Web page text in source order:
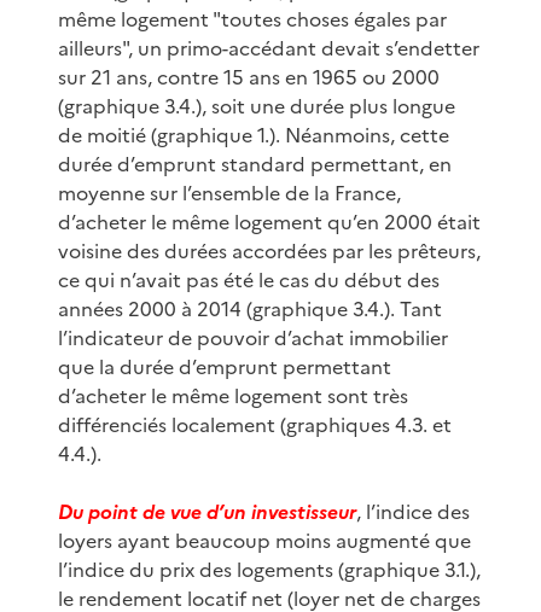
même logement "toutes choses égales par
ailleurs", un primo-accédant devait s’endetter
sur 21 ans, contre 15 ans en 1965 ou 2000
(graphique 3.4.), soit une durée plus longue
de moitié (graphique 1.). Néanmoins, cette
durée d’emprunt standard permettant, en
moyenne sur l’ensemble de la France,
d’acheter le même logement qu’en 2000 était
voisine des durées accordées par les prêteurs,
ce qui n’avait pas été le cas du début des
années 2000 à 2014 (graphique 3.4.). Tant
l’indicateur de pouvoir d’achat immobilier
que la durée d’emprunt permettant
d’acheter le même logement sont très
différenciés localement (graphiques 4.3. et
4.4.).
Du point de vue d’un investisseur, l’indice des
loyers ayant beaucoup moins augmenté que
l’indice du prix des logements (graphique 3.1.),
le rendement locatif net (loyer net de charges